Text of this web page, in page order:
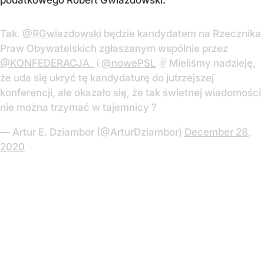
Tak. @RGwiazdowski będzie kandydatem na Rzecznika
Praw Obywatelskich zgłaszanym wspólnie przez
@KONFEDERACJA_
i @nowePSL ✌️ Mieliśmy nadzieję,
że uda się ukryć tę kandydaturę do jutrzejszej
konferencji, ale okazało się, że tak świetnej wiadomości
nie można trzymać w tajemnicy ?
— Artur E. Dziambor (@ArturDziambor) December 28,
2020